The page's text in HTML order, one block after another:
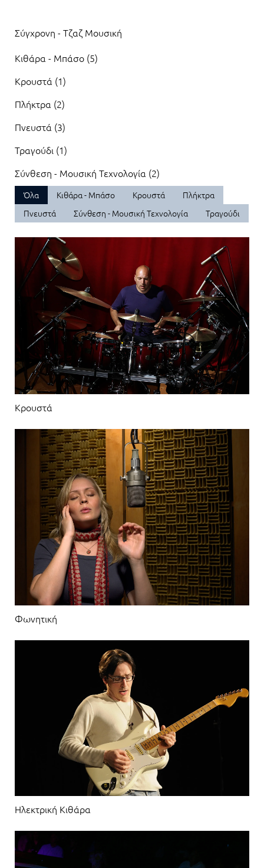
Σύγχρονη - Τζαζ Μουσική
Κιθάρα - Μπάσο (5)
Κρουστά (1)
Πλήκτρα (2)
Πνευστά (3)
Τραγούδι (1)
Σύνθεση - Μουσική Τεχνολογία (2)
Όλα Κιθάρα - Μπάσο Κρουστά
Πλήκτρα
Πνευστά
Σύνθεση - Μουσική Τεχνολογία Τραγούδι
Κρουστά
Φωνητική
Ηλεκτρική Κιθάρα